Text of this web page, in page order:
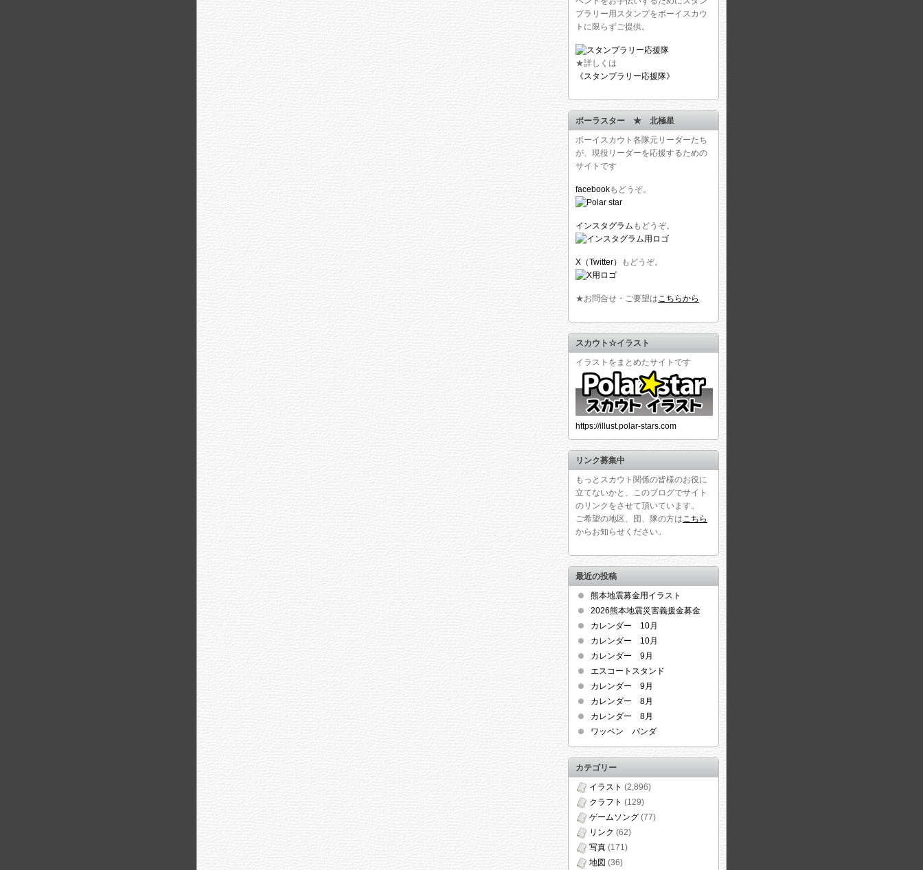
プラリー用スタンプをボーイスカウ
トに限らずご提供。
★詳しくは
《スタンプラリー応援隊》
ポーラスター ★ 北極星
ボーイスカウト各隊元リーダーたち
が、現役リーダーを応援するための
サイトです
facebookもどうぞ。
インスタグラム もどうぞ。
X（Twitter） もどうぞ。
★お問合せ・ご要望はこちらから
スカウト☆イラスト
イラストをまとめたサイトです
https://illust.polar-stars.com
リンク募集中
もっとスカウト関係の皆様のお役に
立てないかと、このブログでサイト
のリンクをさせて頂いています。
ご希望の地区、団、隊の方はこちら
からお知らせください。
最近の投稿
熊本地震募金用イラスト
2026熊本地震災害義援金募金
カレンダー 10月
カレンダー 10月
カレンダー 9月
エスコートスタンド
カレンダー 9月
カレンダー 8月
カレンダー 8月
ワッペン パンダ
カテゴリー
イラスト (2,896)
クラフト (129)
ゲームソング (77)
リンク (62)
写真 (171)
地図 (36)